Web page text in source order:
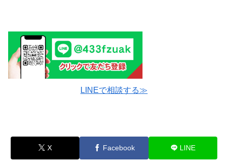
LINEで相談する≫
X Facebook LINE